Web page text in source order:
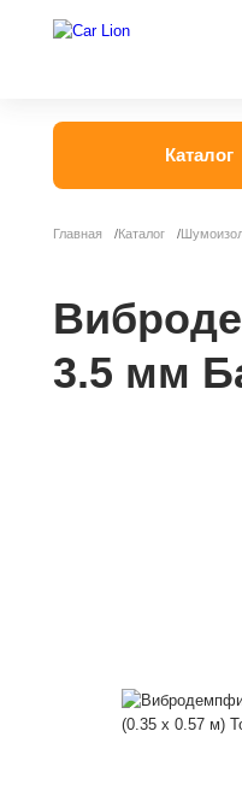
Каталог
Главная Каталог
3.5 мм